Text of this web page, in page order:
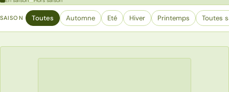
SAISON Toutes Automne Eté Hiver Printemps Toutes